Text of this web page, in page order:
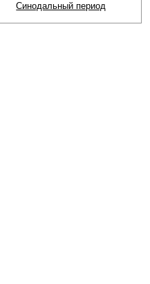
Синодальный период